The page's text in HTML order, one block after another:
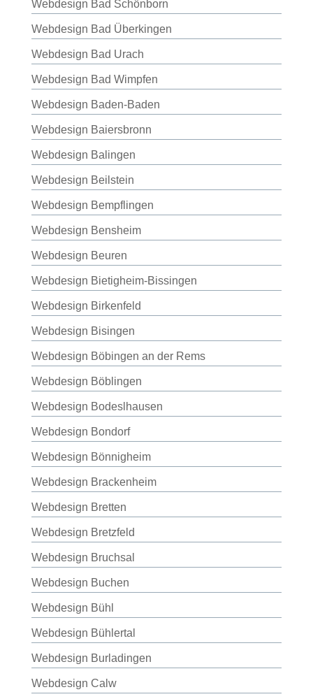
Webdesign Bad Schönborn
Webdesign Bad Überkingen
Webdesign Bad Urach
Webdesign Bad Wimpfen
Webdesign Baden-Baden
Webdesign Baiersbronn
Webdesign Balingen
Webdesign Beilstein
Webdesign Bempflingen
Webdesign Bensheim
Webdesign Beuren
Webdesign Bietigheim-Bissingen
Webdesign Birkenfeld
Webdesign Bisingen
Webdesign Böbingen an der Rems
Webdesign Böblingen
Webdesign Bodeslhausen
Webdesign Bondorf
Webdesign Bönnigheim
Webdesign Brackenheim
Webdesign Bretten
Webdesign Bretzfeld
Webdesign Bruchsal
Webdesign Buchen
Webdesign Bühl
Webdesign Bühlertal
Webdesign Burladingen
Webdesign Calw